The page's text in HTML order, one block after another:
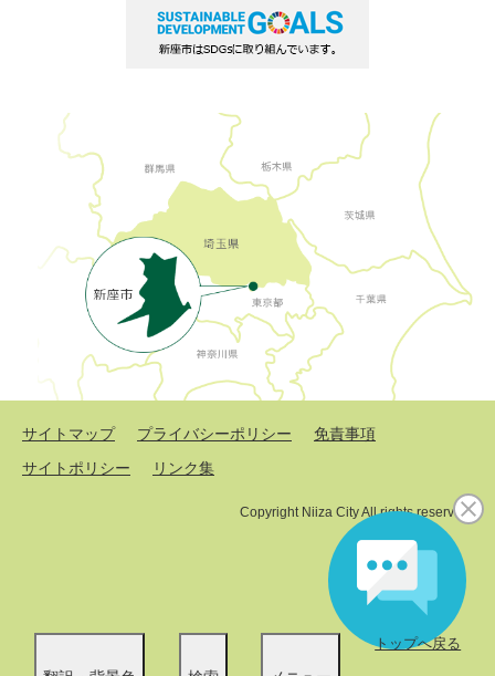
トップへ戻る
サイトマップ プライバシーポリシー
免責事項
サイトポリシー
リンク集
Copyright Niiza City All rights reserved.